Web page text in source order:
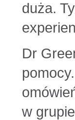
duża.
Dr
w